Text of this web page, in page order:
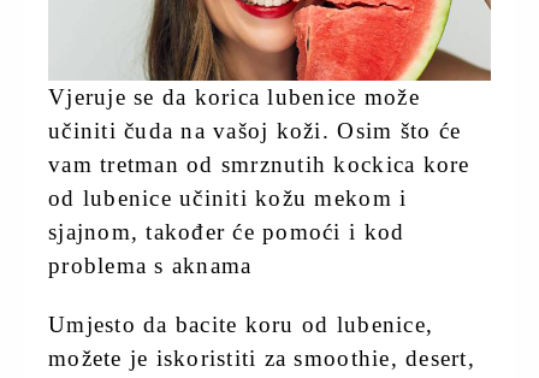
Vjeruje se da korica lubenice može
učiniti čuda na vašoj koži. Osim što će
vam tretman od smrznutih kockica kore
od lubenice učiniti kožu mekom i
sjajnom, također će pomoći i kod
problema s aknama
Umjesto da bacite koru od lubenice,
možete je iskoristiti za smoothie, desert,